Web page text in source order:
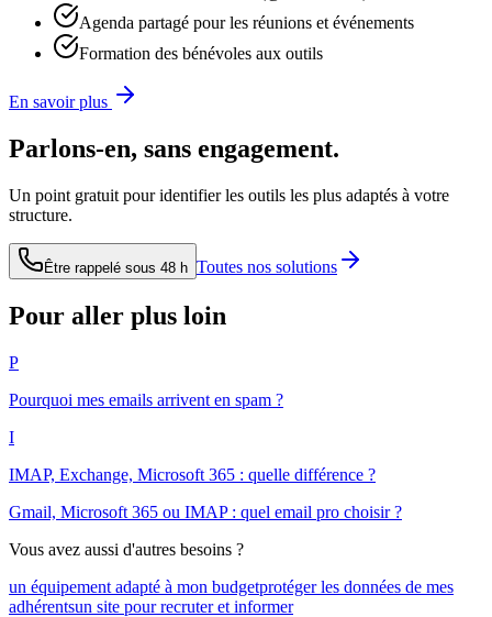
Agenda partagé pour les réunions et événements
Formation des bénévoles aux outils
En savoir plus
Parlons-en, sans engagement.
Un point gratuit pour identifier les outils les plus adaptés à votre
structure.
Être rappelé sous 48 h Toutes nos solutions
Pour aller plus loin
P
Pourquoi mes emails arrivent en spam ?
I
IMAP, Exchange, Microsoft 365 : quelle différence ?
Gmail, Microsoft 365 ou IMAP : quel email pro choisir ?
Vous avez aussi d'autres besoins ?
un équipement adapté à mon budgetprotéger les données de mes
adhérentsun site pour recruter et informer